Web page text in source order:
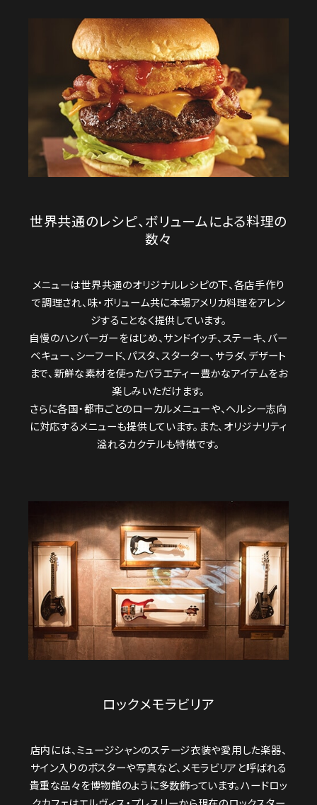
世界共通のレシピ、ボリュームによる料理の
数々
メニューは世界共通のオリジナルレシピの下、各店手作り
で調理され、味・ボリューム共に本場アメリカ料理をアレン
ジすることなく提供しています。
自慢のハンバーガーをはじめ、サンドイッチ、ステーキ、バー
ベキュー、シーフード、パスタ、スターター、サラダ、デザート
まで、新鮮な素材を使ったバラエティー豊かなアイテムをお
楽しみいただけます。
さらに各国・都市ごとのローカルメニューや、ヘルシー志向
に対応するメニューも提供しています。また、オリジナリティ
溢れるカクテルも特徴です。
ロックメモラビリア
店内には、ミュージシャンのステージ衣装や愛用した楽器、
サイン入りのポスターや写真など、メモラビリアと呼ばれる
貴重な品々を博物館のように多数飾っています。ハードロッ